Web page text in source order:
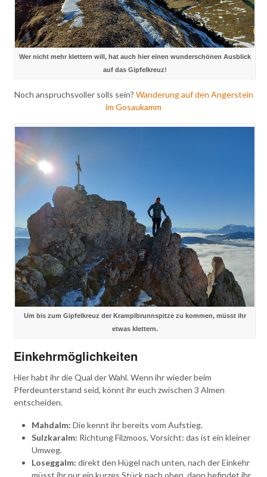
Wer nicht mehr klettern will, hat auch hier einen wunderschönen Ausblick
auf das Gipfelkreuz!
Noch anspruchsvoller solls sein? Wanderung auf den Angerstein
im Gosaukamm
Um bis zum Gipfelkreuz der Kramplbrunnspitze zu kommen, müsst ihr
etwas klettern.
Einkehrmöglichkeiten
Hier habt ihr die Qual der Wahl. Wenn ihr wieder beim
Pferdeunterstand seid, könnt ihr euch zwischen 3 Almen
entscheiden.
Mahdalm: Die kennt ihr bereits vom Aufstieg.
Sulzkaralm: Richtung Filzmoos, Vorsicht: das ist ein kleiner
Umweg.
Loseggalm: direkt den Hügel nach unten, nach der Einkehr
müsst ihr nur ein kurzes Stück nach oben, dann befindet ihr